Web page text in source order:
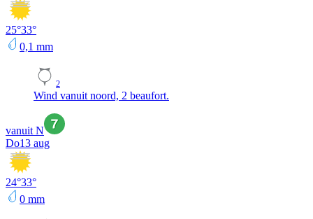
25°33°
0,1 mm
2
Wind vanuit noord, 2 beaufort.
vanuit N
Do13 aug
24°33°
0 mm